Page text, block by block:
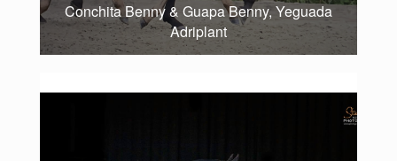
Conchita Benny & Guapa Benny, Yeguada
Adriplant